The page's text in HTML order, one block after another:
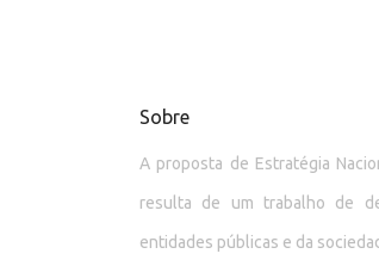
Sobre
A proposta de Estratégia
resulta de um trabalho de
entidades públicas e da